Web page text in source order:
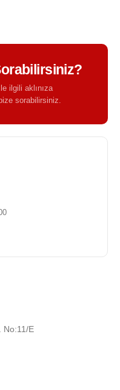
ilgili aklınıza
sorabilirsiniz.
No:11/E